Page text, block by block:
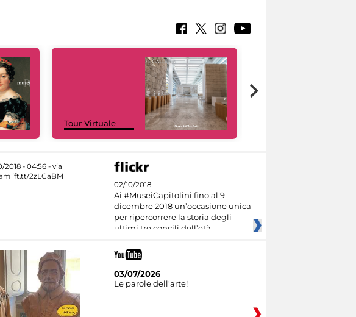
Tour Virtuale
02/10/2018
Ai #MuseiCapitolini fino al 9
dicembre 2018 un’occasione unica
per ripercorrere la storia degli
ultimi tre concili dell’età
03/07/2026
Le parole dell'arte!